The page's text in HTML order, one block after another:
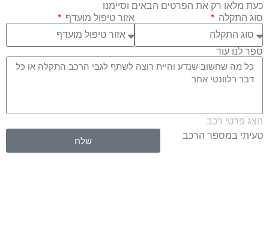
כעת מלאו רק את הפרטים הבאים וסיימנו
סוג התקלה
אזור טיפול מועדף
ספר לנו עוד
הצג פרטי רכב
טעיתי במספר הרכב
שלח